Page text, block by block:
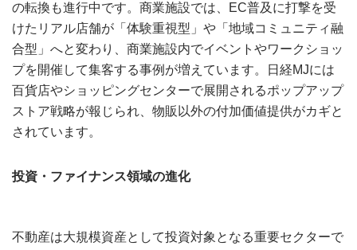
の転換も進行中です。商業施設では、EC普及に打撃を受
けたリアル店舗が「体験重視型」や「地域コミュニティ融
合型」へと変わり、商業施設内でイベントやワークショッ
プを開催して集客する事例が増えています。日経MJには
百貨店やショッピングセンターで展開されるポップアップ
ストア戦略が報じられ、物販以外の付加価値提供がカギと
されています。
投資・ファイナンス領域の進化
不動産は大規模資産として投資対象となる重要セクターで